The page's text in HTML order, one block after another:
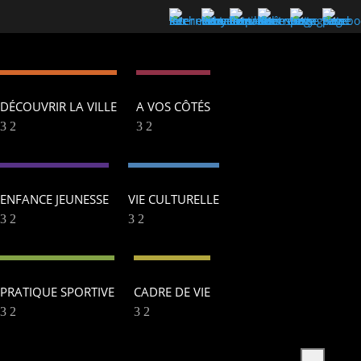
DÉCOUVRIR LA VILLE A VOS CÔTÉS
ENFANCE JEUNESSE VIE CULTURELLE
PRATIQUE SPORTIVE CADRE DE VIE